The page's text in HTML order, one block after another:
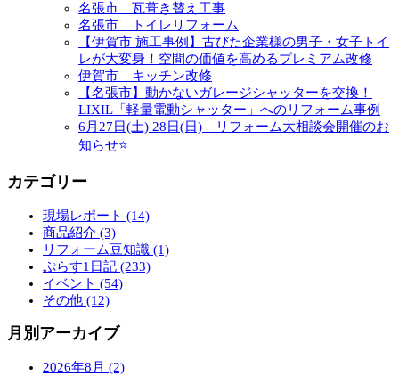
名張市 瓦葺き替え工事
名張市 トイレリフォーム
【伊賀市 施工事例】古びた企業様の男子・女子トイ
レが大変身！空間の価値を高めるプレミアム改修
伊賀市 キッチン改修
【名張市】動かないガレージシャッターを交換！
LIXIL「軽量電動シャッター」へのリフォーム事例
6月27日(土) 28日(日) リフォーム大相談会開催のお
知らせ⭐
カテゴリー
現場レポート (14)
商品紹介 (3)
リフォーム豆知識 (1)
ぷらす1日記 (233)
イベント (54)
その他 (12)
月別アーカイブ
2026年8月 (2)